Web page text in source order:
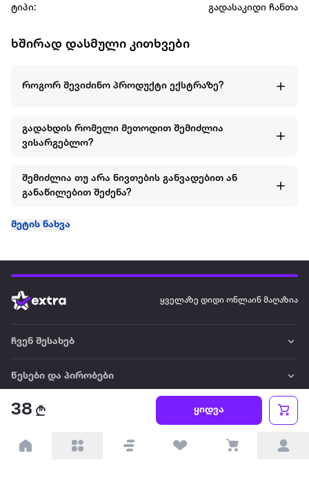
38 ყიდვა
ტიპი:
გადასაკიდი ჩანთა
ხშირად დასმული კითხვები
როგორ შევიძინო პროდუქტი ექსტრაზე?
გადახდის რომელი მეთოდით შემიძლია
ვისარგებლო?
შემიძლია თუ არა ნივთების განვადებით ან
განაწილებით შეძენა?
მეტის ნახვა
ყველაზე დიდი ონლაინ მაღაზია
ჩვენ შესახებ
წესები და პირობები
პარტნიორებისთვის
ტრენდული